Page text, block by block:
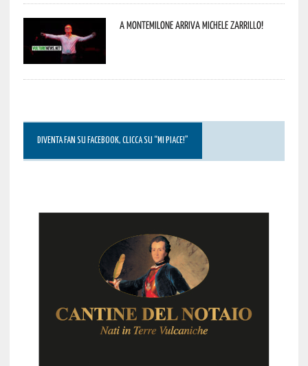
A Montemilone arriva Michele Zarrillo!
DIVENTA FAN SU FACEBOOK, CLICCA SU “MI PIACE!”